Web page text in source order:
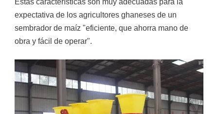
Estas características son muy adecuadas para la
expectativa de los agricultores ghaneses de un
sembrador de maíz "eficiente, que ahorra mano de
obra y fácil de operar".